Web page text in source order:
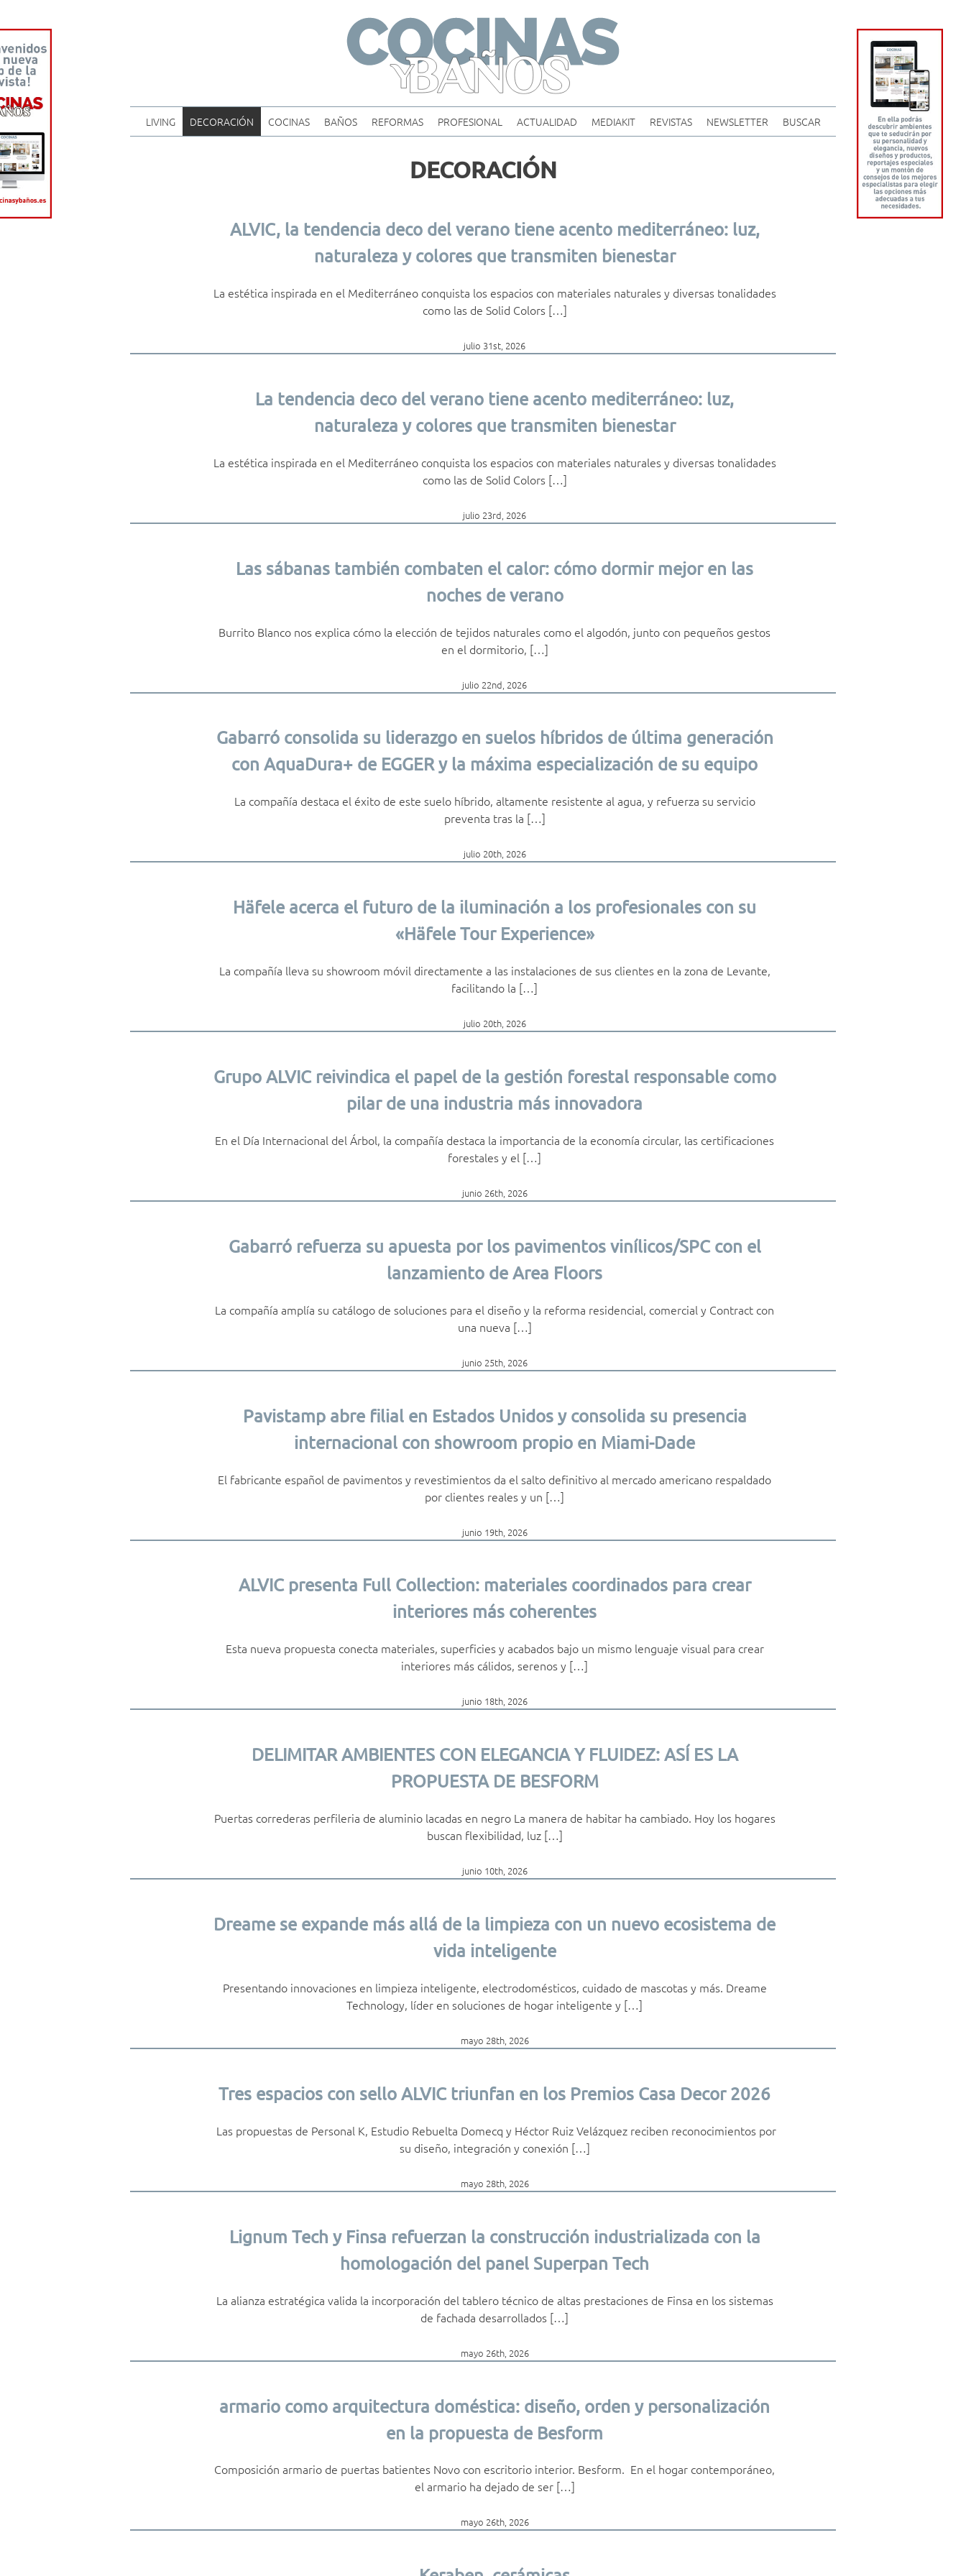
content
LIVING DECORACIÓN COCINAS BAÑOS REFORMAS PROFESIONAL ACTUALIDAD MEDIAKIT REVISTAS NEWSLETTER BUSCAR
DECORACIÓN
ALVIC, la tendencia deco del verano tiene acento mediterráneo: luz,
naturaleza y colores que transmiten bienestar
La estética inspirada en el Mediterráneo conquista los espacios con materiales naturales y diversas tonalidades
como las de Solid Colors […]
julio 31st, 2026
La tendencia deco del verano tiene acento mediterráneo: luz,
naturaleza y colores que transmiten bienestar
La estética inspirada en el Mediterráneo conquista los espacios con materiales naturales y diversas tonalidades
como las de Solid Colors […]
julio 23rd, 2026
Las sábanas también combaten el calor: cómo dormir mejor en las
noches de verano
Burrito Blanco nos explica cómo la elección de tejidos naturales como el algodón, junto con pequeños gestos
en el dormitorio, […]
julio 22nd, 2026
Gabarró consolida su liderazgo en suelos híbridos de última generación
con AquaDura+ de EGGER y la máxima especialización de su equipo
La compañía destaca el éxito de este suelo híbrido, altamente resistente al agua, y refuerza su servicio
preventa tras la […]
julio 20th, 2026
Häfele acerca el futuro de la iluminación a los profesionales con su
«Häfele Tour Experience»
La compañía lleva su showroom móvil directamente a las instalaciones de sus clientes en la zona de Levante,
facilitando la […]
julio 20th, 2026
Grupo ALVIC reivindica el papel de la gestión forestal responsable como
pilar de una industria más innovadora
En el Día Internacional del Árbol, la compañía destaca la importancia de la economía circular, las certificaciones
forestales y el […]
junio 26th, 2026
Gabarró refuerza su apuesta por los pavimentos vinílicos/SPC con el
lanzamiento de Area Floors
La compañía amplía su catálogo de soluciones para el diseño y la reforma residencial, comercial y Contract con
una nueva […]
junio 25th, 2026
Pavistamp abre filial en Estados Unidos y consolida su presencia
internacional con showroom propio en Miami-Dade
El fabricante español de pavimentos y revestimientos da el salto definitivo al mercado americano respaldado
por clientes reales y un […]
junio 19th, 2026
ALVIC presenta Full Collection: materiales coordinados para crear
interiores más coherentes
Esta nueva propuesta conecta materiales, superficies y acabados bajo un mismo lenguaje visual para crear
interiores más cálidos, serenos y […]
junio 18th, 2026
DELIMITAR AMBIENTES CON ELEGANCIA Y FLUIDEZ: ASÍ ES LA
PROPUESTA DE BESFORM
Puertas correderas perfileria de aluminio lacadas en negro La manera de habitar ha cambiado. Hoy los hogares
buscan flexibilidad, luz […]
junio 10th, 2026
Dreame se expande más allá de la limpieza con un nuevo ecosistema de
vida inteligente
Presentando innovaciones en limpieza inteligente, electrodomésticos, cuidado de mascotas y más. Dreame
Technology, líder en soluciones de hogar inteligente y […]
mayo 28th, 2026
Tres espacios con sello ALVIC triunfan en los Premios Casa Decor 2026
Las propuestas de Personal K, Estudio Rebuelta Domecq y Héctor Ruiz Velázquez reciben reconocimientos por
su diseño, integración y conexión […]
mayo 28th, 2026
Lignum Tech y Finsa refuerzan la construcción industrializada con la
homologación del panel Superpan Tech
La alianza estratégica valida la incorporación del tablero técnico de altas prestaciones de Finsa en los sistemas
de fachada desarrollados […]
mayo 26th, 2026
armario como arquitectura doméstica: diseño, orden y personalización
en la propuesta de Besform
Composición armario de puertas batientes Novo con escritorio interior. Besform. En el hogar contemporáneo,
el armario ha dejado de ser […]
mayo 26th, 2026